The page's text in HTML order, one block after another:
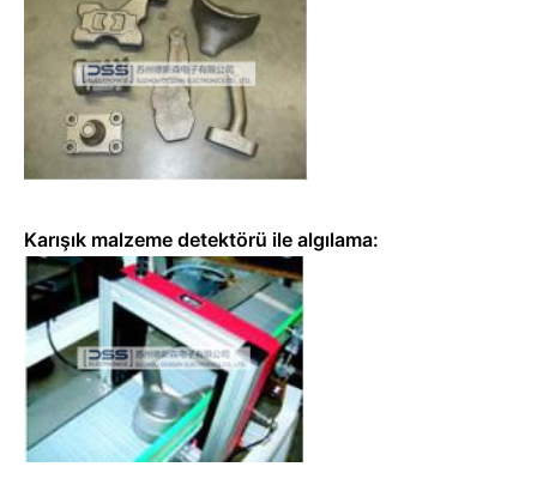
Karışık malzeme detektörü ile algılama: